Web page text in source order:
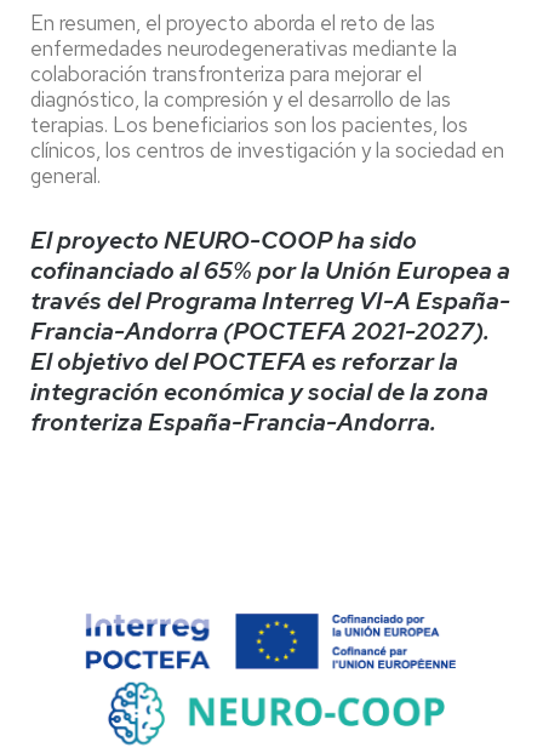
En resumen, el proyecto aborda el reto de las
enfermedades neurodegenerativas mediante la
colaboración transfronteriza para mejorar el
diagnóstico, la compresión y el desarrollo de las
terapias. Los beneficiarios son los pacientes, los
clínicos, los centros de investigación y la sociedad en
general.
El proyecto NEURO-COOP ha sido
cofinanciado al 65% por la Unión Europea a
través del Programa Interreg VI-A España-
Francia-Andorra (POCTEFA 2021-2027).
El objetivo del POCTEFA es reforzar la
integración económica y social de la zona
fronteriza España-Francia-Andorra.